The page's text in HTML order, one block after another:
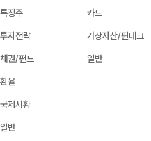
특징주
투자전략
채권/펀드
환율
국제시황
일반
카드
가상자산/핀테크
일반